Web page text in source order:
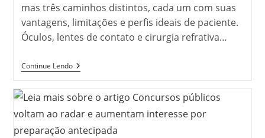
mas três caminhos distintos, cada um com suas
vantagens, limitações e perfis ideais de paciente.
Óculos, lentes de contato e cirurgia refrativa…
Continue LendoAstigmatismo
Pode
Corrigido
Com
Óculos,
Ou